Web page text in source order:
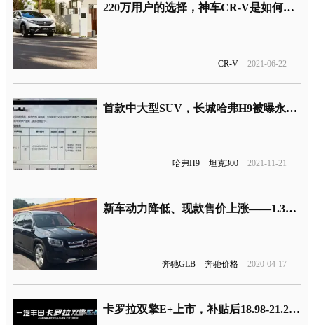
220万用户的选择，神车CR-V是如何炼成的？
CR-V 2021-06-22
首款中大型SUV，长城哈弗H9被曝永久停产
哈弗H9 坦克300 2021-11-21
新车动力降低、现款售价上涨——1.3T奔驰GLB上市
奔驰GLB 奔驰价格 2020-04-17
卡罗拉双擎E+上市，补贴后18.98-21.28万